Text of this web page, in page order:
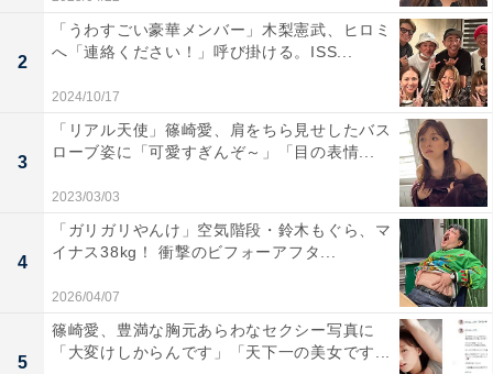
2
「うわすごい豪華メンバー」木梨憲武、ヒロミ
へ「連絡ください！」呼び掛ける。ISS...
2024/10/17
3
「リアル天使」篠崎愛、肩をちら見せしたバス
ローブ姿に「可愛すぎんぞ～」「目の表情...
2023/03/03
4
「ガリガリやんけ」空気階段・鈴木もぐら、マ
イナス38kg！ 衝撃のビフォーアフタ...
2026/04/07
5
篠崎愛、豊満な胸元あらわなセクシー写真に
「大変けしからんです」「天下一の美女です...